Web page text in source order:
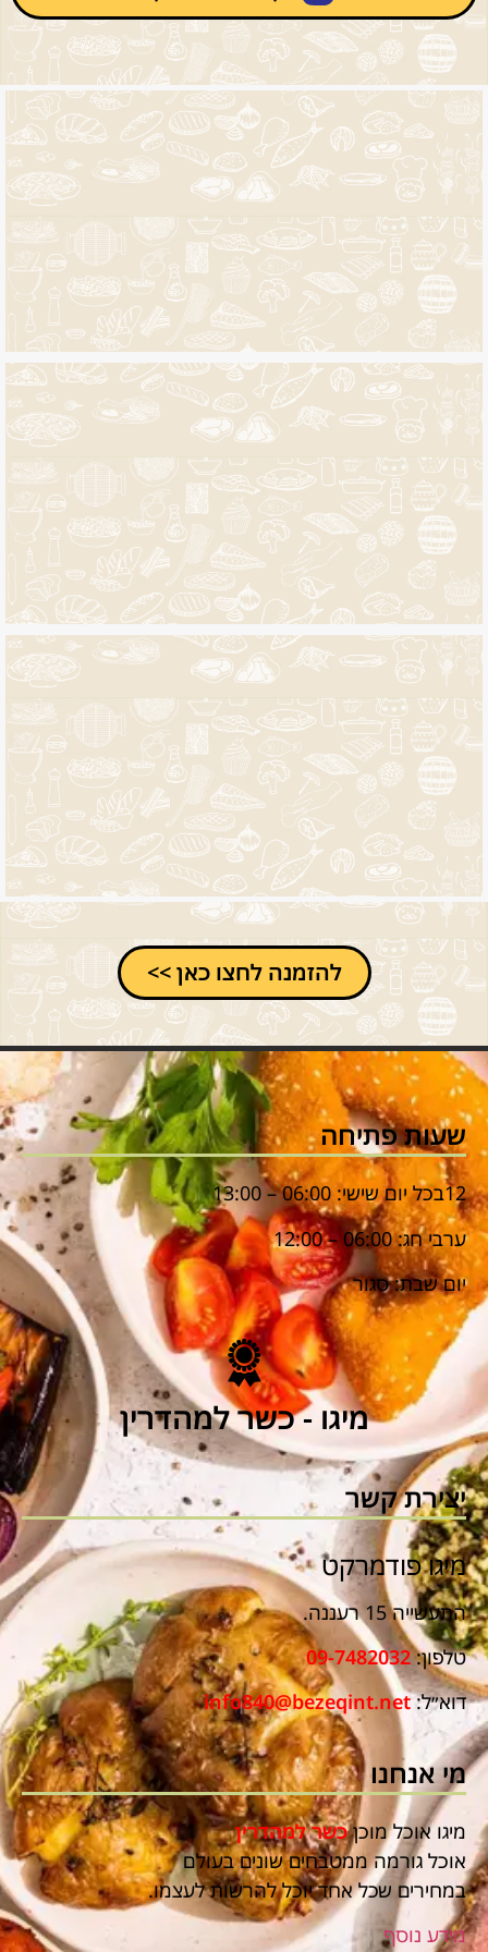
להזמנה לחצו כאן >>
שעות פתיחה
12בכל יום שישי: 06:00 – 13:00
ערבי חג: 06:00 – 12:00
יום שבת: סגור
מיגו - כשר למהדרין
יצירת קשר
מיגו פודמרקט
התעשייה 15 רעננה.
טלפון:09-7482032
דוא״ל:info840@bezeqint.net
מי אנחנו
מיגו אוכל מוכןכשר למהדרין
אוכל גורמה ממטבחים שונים בעולם
במחירים שכל אחד יוכל להרשות לעצמו.
מידע נוסף